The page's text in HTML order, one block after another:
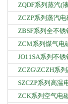
ZQDF系列蒸汽(
ZCZP系列蒸汽电
ZBSF系列全不锈
ZCM系列煤气电
JO11SA系列不
ZCZG\ZCZH系
SZCZP系列高温
ZCK系列空气电